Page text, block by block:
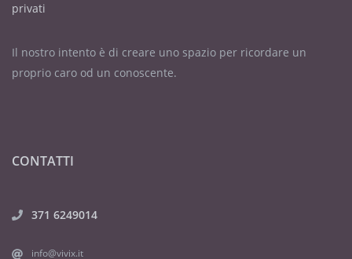
privati
Il nostro intento è di creare uno spazio per ricordare un
proprio caro od un conoscente.
CONTATTI
371 6249014
info@vivix.it